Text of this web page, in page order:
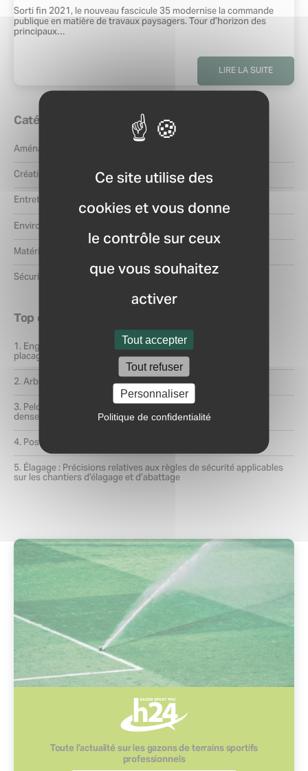
Ce site utilise des
cookies et vous donne
le contrôle sur ceux
que vous souhaitez
activer
Tout accepter
Tout refuser
Personnaliser
Politique de confidentialité
Extrait :
Sorti fin 2021, le nouveau fascicule 35 modernise la commande
publique en matière de travaux paysagers. Tour d’horizon des
principaux…
LIRE LA SUITE
Catégories
Aménagement
Création
Entretien
Environnement
Matériels
Sécurité
Top des articles
Engazonnement : Les 6 raisons d’opter pour un gazon de
placage
Arbustes : Tailler moins mais tailler mieux
Pelouses brulées : Les opérations pour récupérer un gazon
dense et vert
Pose d’un système d’arrosage automatique
Élagage : Précisions relatives aux règles de sécurité applicables
sur les chantiers d’élagage et d’abattage
Toute l’actualité sur les gazons de terrains sportifs
professionnels